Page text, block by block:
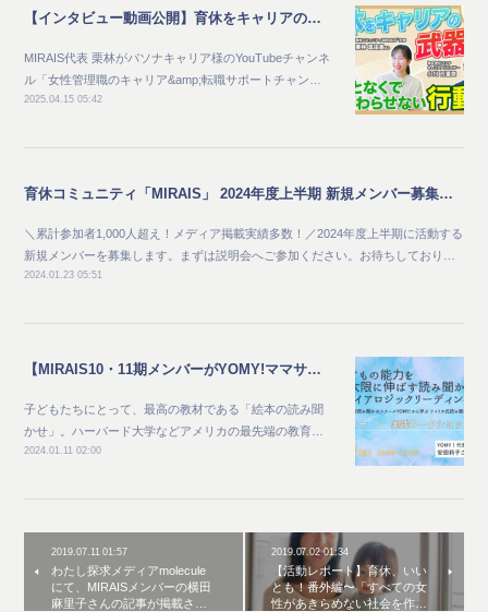
【インタビュー動画公開】育休をキャリアの武器に なんとなくで終わらせない行動術
MIRAIS代表 栗林がパソナキャリア様のYouTubeチャンネ
ル「女性管理職のキャリア&amp;転職サポートチャン…
2025.04.15 05:42
育休コミュニティ「MIRAIS」 2024年度上半期 新規メンバー募集及び説明会開催のご案内
＼累計参加者1,000人超え！メディア掲載実績多数！／2024年度上半期に活動する
新規メンバーを募集します。まずは説明会へご参加ください。お待ちしており…
2024.01.23 05:51
【MIRAIS10・11期メンバーがYOMY!ママサポーターとして活動しています】
子どもたちにとって、最高の教材である「絵本の読み聞
かせ」。ハーバード大学などアメリカの最先端の教育…
2024.01.11 02:00
2019.07.11 01:57
わたし探求メディアmolecule
にて、MIRAISメンバーの横田
麻里子さんの記事が掲載さ…
2019.07.02 01:34
【活動レポート】育休、いい
とも！番外編〜「すべての女
性があきらめない社会を作…